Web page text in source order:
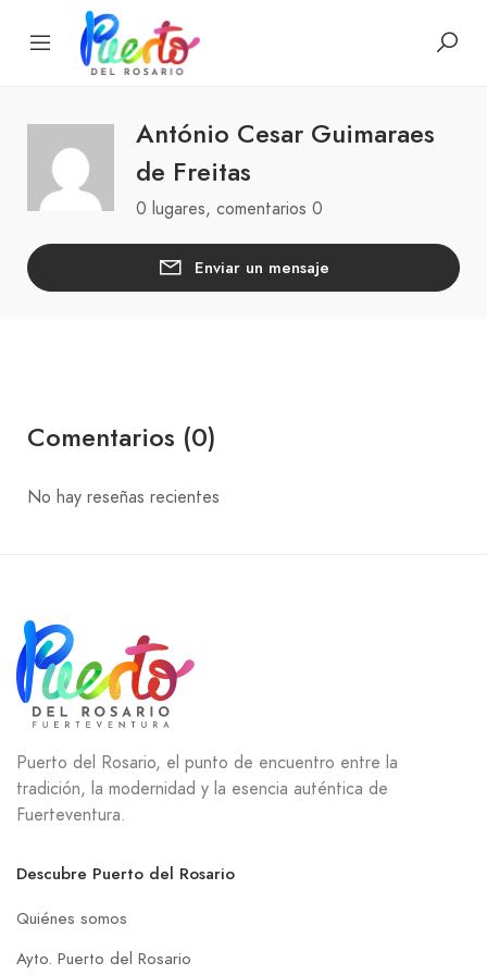
António Cesar Guimaraes
de Freitas
0 lugares, comentarios 0
Enviar un mensaje
Comentarios (0)
No hay reseñas recientes
Puerto del Rosario, el punto de encuentro entre la
tradición, la modernidad y la esencia auténtica de
Fuerteventura.
Descubre Puerto del Rosario
Quiénes somos
Ayto. Puerto del Rosario